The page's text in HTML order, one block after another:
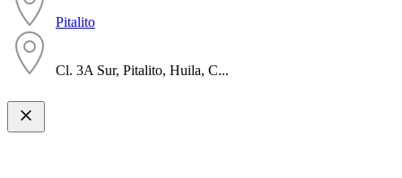
Pitalito
Cl. 3A Sur, Pitalito, Huila, C...